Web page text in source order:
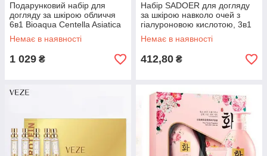
Подарунковий набір для
догляду за шкірою обличчя
6в1 Bioaqua Centella Asiatica
Немає в наявності
1 029 ₴
Набір SADOER для догляду
за шкірою навколо очей з
гіалуроновою кислотою, 3в1
Немає в наявності
412,80 ₴